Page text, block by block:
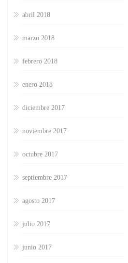
abril 2018
marzo 2018
febrero 2018
enero 2018
diciembre 2017
noviembre 2017
octubre 2017
septiembre 2017
agosto 2017
julio 2017
junio 2017